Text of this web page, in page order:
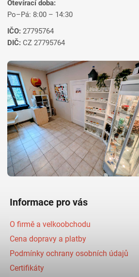
Otevírací doba:
Po–Pá: 8:00 – 14:30
IČO: 27795764
DIČ: CZ 27795764
Informace pro vás
O firmě a velkoobchodu
Cena dopravy a platby
Podmínky ochrany osobních údajů
Certifikáty